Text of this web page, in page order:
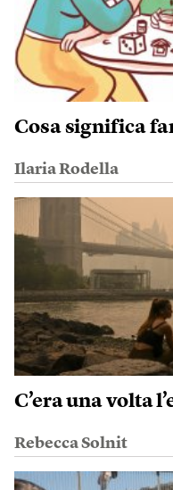
Cosa significa
Ilaria Rodella
C’era una volta
Rebecca Solnit